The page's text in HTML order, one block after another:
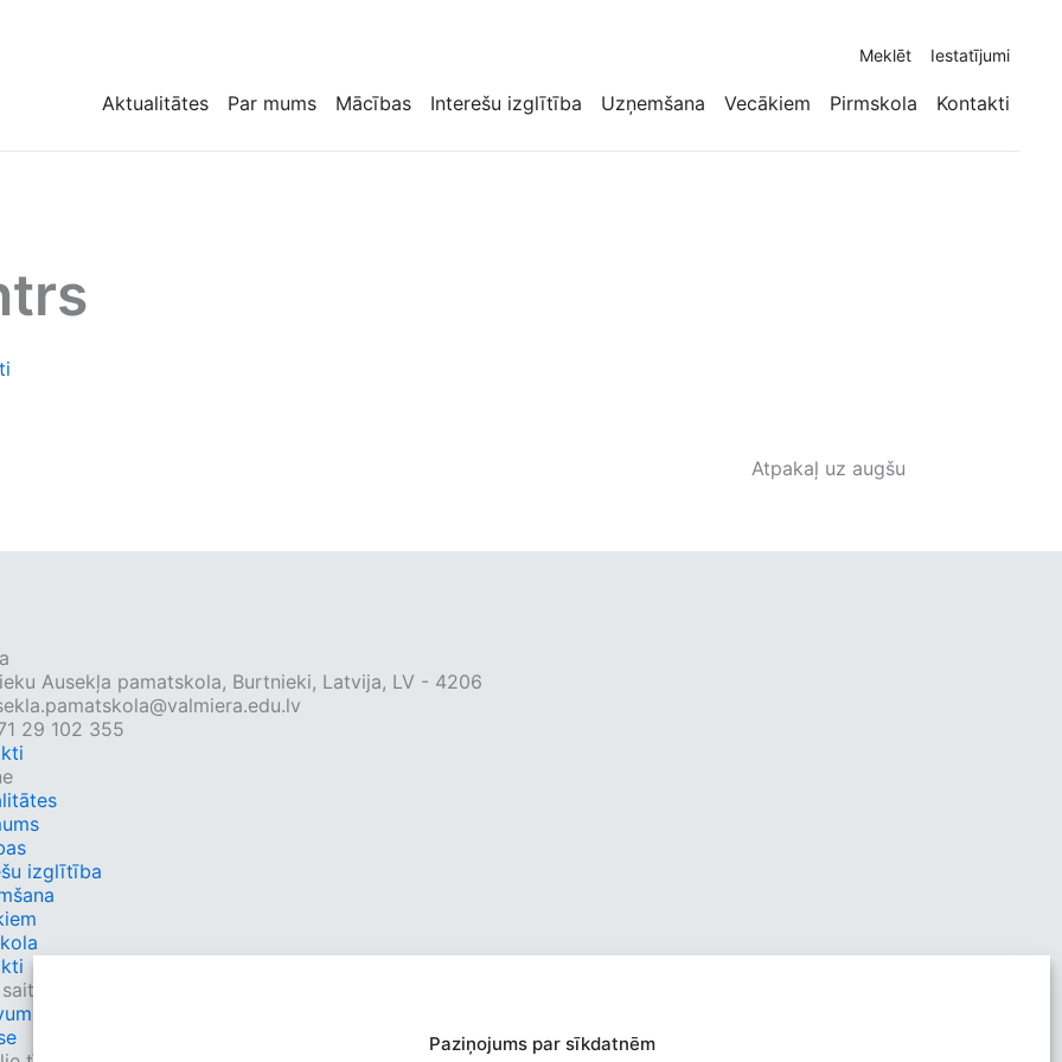
Paziņojums par sīkdatnēm
Meklēt Iestatījumi
Aktualitātes Par mums Mācības Interešu izglītība Uzņemšana Vecākiem Pirmskola Kontakti
Atpakaļ uz augšu
Ausekļa pamatskola, Burtnieki, Latvija, LV - 4206
29 102 355
izglītība